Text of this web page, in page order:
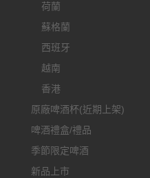
荷蘭
蘇格蘭
西班牙
越南
香港
原廠啤酒杯(近期上架)
啤酒禮盒/禮品
季節限定啤酒
新品上市